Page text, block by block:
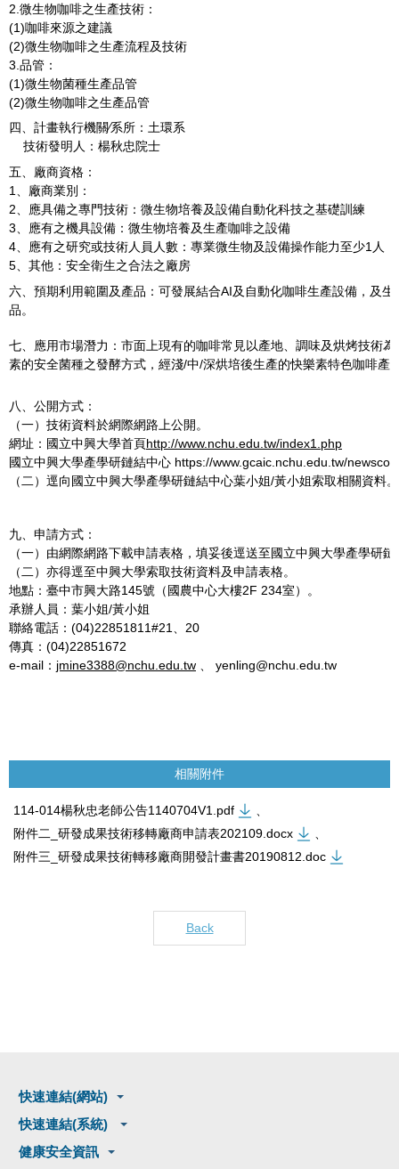
2.微生物咖啡之生產技術：
(1)咖啡來源之建議
(2)微生物咖啡之生產流程及技術
3.品管：
(1)微生物菌種生產品管
(2)微生物咖啡之生產品管
四、計畫執行機關∕系所：土環系
技術發明人：楊秋忠院士
五、廠商資格：
1、廠商業別：
2、應具備之專門技術：微生物培養及設備自動化科技之基礎訓練
3、應有之機具設備：微生物培養及生產咖啡之設備
4、應有之研究或技術人員人數：專業微生物及設備操作能力至少1人
5、其他：安全衛生之合法之廠房
六、預期利用範圍及產品：可發展結合AI及自動化咖啡生產設備，及
品。
七、應用市場潛力：市面上現有的咖啡常見以產地、調味及烘烤技術
素的安全菌種之發酵方式，經淺/中/深烘培後生產的快樂素特色咖啡產
八、公開方式：
（一）技術資料於網際網路上公開。
網址：國立中興大學首頁http://www.nchu.edu.tw/index1.php
國立中興大學產學研鏈結中心 https://www.gcaic.nchu.edu.tw/
（二）逕向國立中興大學產學研鏈結中心葉小姐/黃小姐索取相關資料。
九、申請方式：
（一）由網際網路下載申請表格，填妥後逕送至國立中興大學產學研
（二）亦得逕至中興大學索取技術資料及申請表格。
地點：臺中市興大路145號（國農中心大樓2F 234室）。
承辦人員：葉小姐/黃小姐
聯絡電話：(04)22851811#21、20
傳真：(04)22851672
e-mail： jmine3388@nchu.edu.tw 、 yenling@nchu.edu.tw
相關附件
114-014楊秋忠老師公告1140704V1.pdf
附件二_研發成果技術移轉廠商申請表202109.docx
附件三_研發成果技術轉移廠商開發計畫書20190812.doc
Back
快速連結(網站)
快速連結(系統)
健康安全資訊